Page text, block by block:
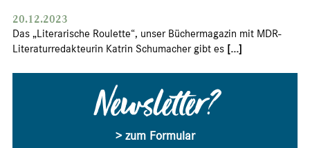
20.12.2023
Das „Literarische Roulette“, unser Büchermagazin mit MDR-
Literaturredakteurin Katrin Schumacher gibt es [...]
Newsletter?
> zum Formular